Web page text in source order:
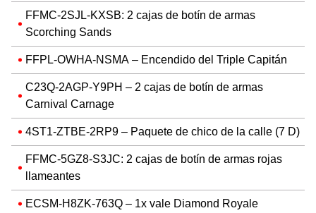
FFMC-2SJL-KXSB: 2 cajas de botín de armas
Scorching Sands
FFPL-OWHA-NSMA – Encendido del Triple Capitán
C23Q-2AGP-Y9PH – 2 cajas de botín de armas
Carnival Carnage
4ST1-ZTBE-2RP9 – Paquete de chico de la calle (7 D)
FFMC-5GZ8-S3JC: 2 cajas de botín de armas rojas
llameantes
ECSM-H8ZK-763Q – 1x vale Diamond Royale